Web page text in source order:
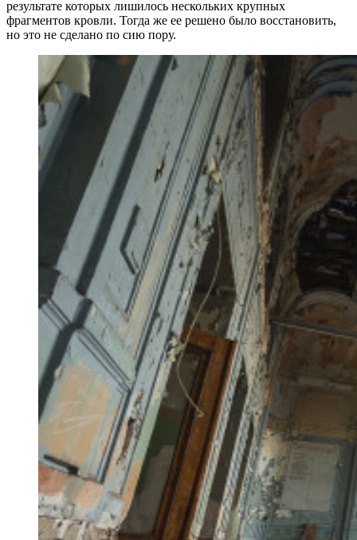
результате которых лишилось нескольких крупных
фрагментов кровли. Тогда же ее решено было восстановить,
но это не сделано по сию пору.